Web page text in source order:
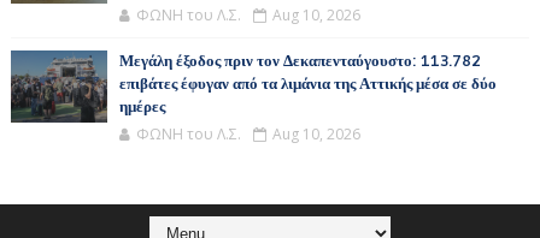
ΦΩΝΗ του Λ.Σ. Aug 10, 2026
Μεγάλη έξοδος πριν τον Δεκαπενταύγουστο: 113.782
επιβάτες έφυγαν από τα λιμάνια της Αττικής μέσα σε δύο
ημέρες
ΦΩΝΗ του Λ.Σ. Aug 10, 2026